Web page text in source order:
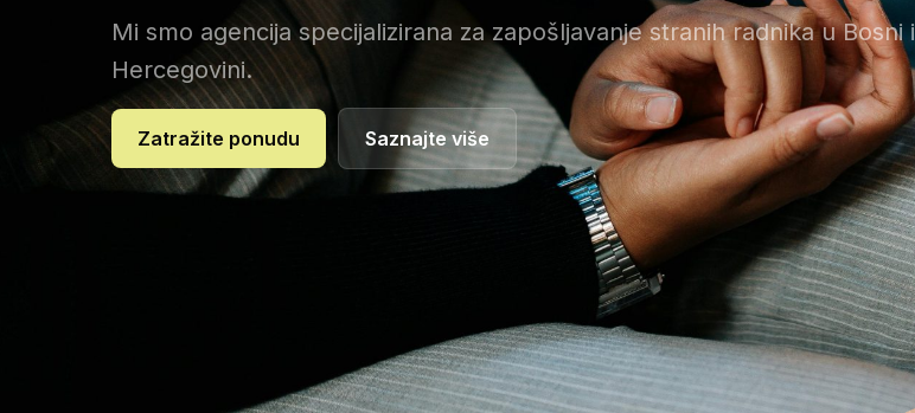
Mi smo agencija specijalizirana za zapošljavanje stranih radnika u Bosni i
Hercegovini.
Zatražite ponudu Saznajte više